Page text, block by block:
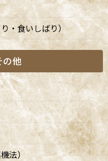
・食いしばり）
の他
法）